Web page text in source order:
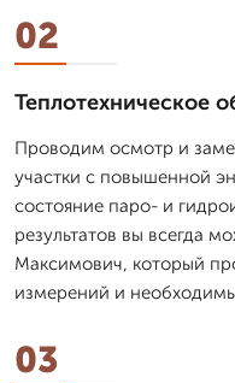
02
Теплотехническое
Проводим осмотр и
участки с повышенной
состояние паро- и
результатов вы всегда
Максимович, который
измерений и
03